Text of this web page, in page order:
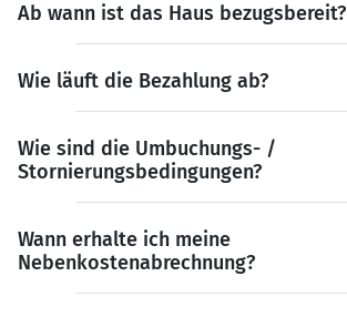
Ab wann ist das Haus bezugsbereit?
Wie läuft die Bezahlung ab?
Wie sind die Umbuchungs- /
Stornierungsbedingungen?
Wann erhalte ich meine
Nebenkostenabrechnung?